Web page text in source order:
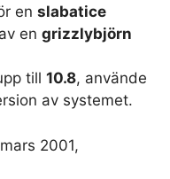
en slabatice
en grizzlybjörn
till 10.8, använde
av systemet.
2001,